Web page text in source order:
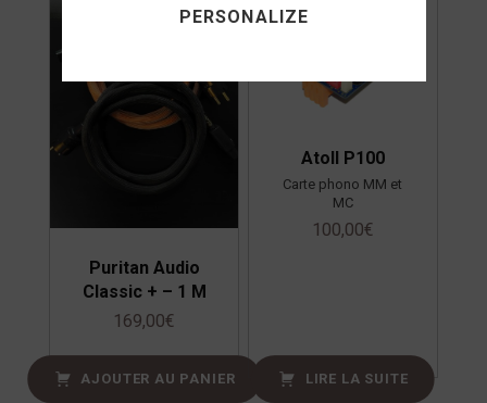
Puritan Audio
Classic + – 1 M
169,00€
AJOUTER AU PANIER
Atoll P100
Carte phono MM et
MC
100,00€
LIRE LA SUITE
PERSONALIZE